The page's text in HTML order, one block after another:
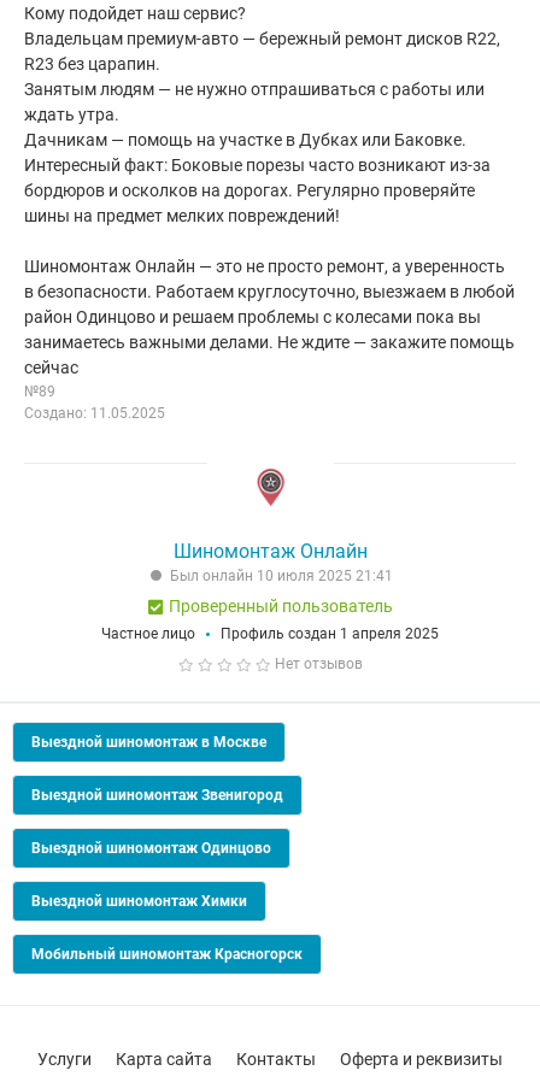
Кому подойдет наш сервис?
Владельцам премиум-авто — бережный ремонт дисков R22,
R23 без царапин.
Занятым людям — не нужно отпрашиваться с работы или
ждать утра.
Дачникам — помощь на участке в Дубках или Баковке.
Интересный факт: Боковые порезы часто возникают из-за
бордюров и осколков на дорогах. Регулярно проверяйте
шины на предмет мелких повреждений!
Шиномонтаж Онлайн — это не просто ремонт, а уверенность
в безопасности. Работаем круглосуточно, выезжаем в любой
район Одинцово и решаем проблемы с колесами пока вы
занимаетесь важными делами. Не ждите — закажите помощь
сейчас
№89
Создано: 11.05.2025
Шиномонтаж Онлайн
Был онлайн 10 июля 2025 21:41
Проверенный пользователь
Частное лицо
Профиль создан 1 апреля 2025
Нет отзывов
Выездной шиномонтаж в Москве
Выездной шиномонтаж Звенигород
Выездной шиномонтаж Одинцово
Выездной шиномонтаж Химки
Мобильный шиномонтаж Красногорск
Услуги Карта сайта Контакты Оферта и реквизиты